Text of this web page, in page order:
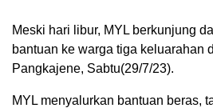
Meski hari libur, MYL berkunjung
bantuan ke warga tiga keluarahan
Pangkajene, Sabtu(29/7/23).
MYL menyalurkan bantuan beras,